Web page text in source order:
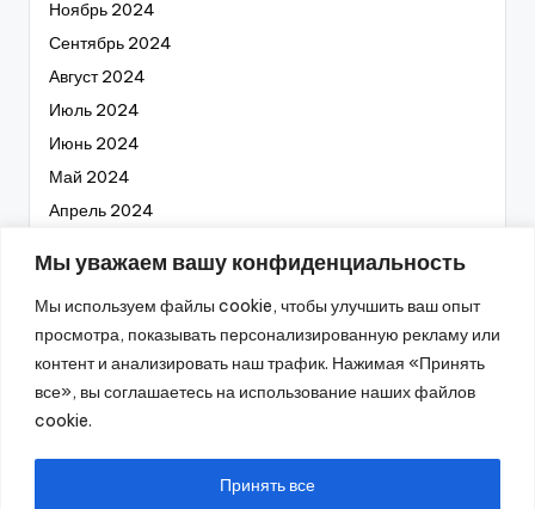
Мы уважаем вашу конфиденциальность
Мы используем файлы cookie, чтобы улучшить ваш опыт
просмотра, показывать персонализированную рекламу или
контент и анализировать наш трафик. Нажимая «Принять
все», вы соглашаетесь на использование наших файлов
cookie.
Принять все
Ноябрь 2024
Сентябрь 2024
Август 2024
Июль 2024
Июнь 2024
Май 2024
Апрель 2024
Февраль 2024
Январь 2024
Декабрь 2023
Октябрь 2023